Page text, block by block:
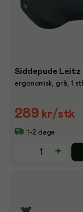
Siddepude Leitz
ergonomisk, grå, 1
289 kr/stk
1-2 dage